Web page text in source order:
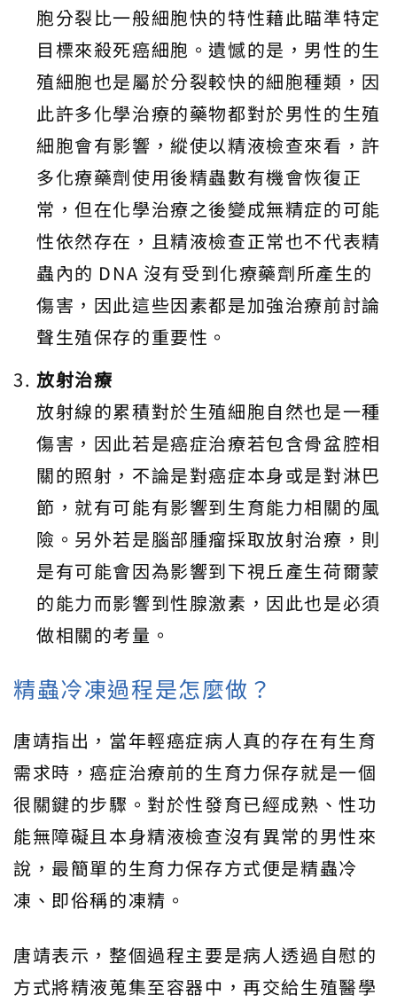
胞分裂比一般細胞快的特性藉此瞄準特定
目標來殺死癌細胞。遺憾的是，男性的生
殖細胞也是屬於分裂較快的細胞種類，因
此許多化學治療的藥物都對於男性的生殖
細胞會有影響，縱使以精液檢查來看，許
多化療藥劑使用後精蟲數有機會恢復正
常，但在化學治療之後變成無精症的可能
性依然存在，且精液檢查正常也不代表精
蟲內的 DNA 沒有受到化療藥劑所產生的
傷害，因此這些因素都是加強治療前討論
聲生殖保存的重要性。
放射治療
放射線的累積對於生殖細胞自然也是一種
傷害，因此若是癌症治療若包含骨盆腔相
關的照射，不論是對癌症本身或是對淋巴
節，就有可能有影響到生育能力相關的風
險。另外若是腦部腫瘤採取放射治療，則
是有可能會因為影響到下視丘產生荷爾蒙
的能力而影響到性腺激素，因此也是必須
做相關的考量。
精蟲冷凍過程是怎麼做？
唐靖指出，當年輕癌症病人真的存在有生育
需求時，癌症治療前的生育力保存就是一個
很關鍵的步驟。對於性發育已經成熟、性功
能無障礙且本身精液檢查沒有異常的男性來
說，最簡單的生育力保存方式便是精蟲冷
凍、即俗稱的凍精。
唐靖表示，整個過程主要是病人透過自慰的
方式將精液蒐集至容器中，再交給生殖醫學